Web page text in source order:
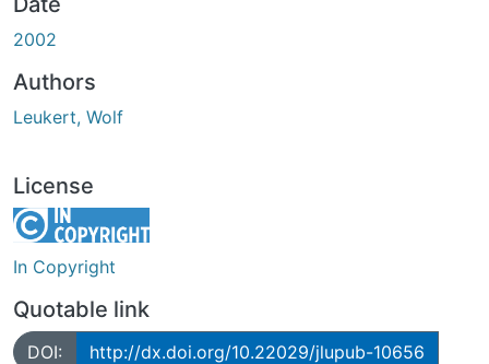
2002
Authors
Leukert, Wolf
License
In Copyright
Quotable link
DOI: http://dx.doi.org/10.22029/jlupub-10656